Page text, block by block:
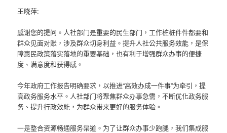
王晓萍:
感谢您的提问。人社部门是重要的民生部门，工作桩桩件件都要和
群众见面对账，涉及群众切身利益。提升人社公共服务效能，是保
障惠民政策落实落地的重要基础，也有利于增强群众办事的便捷
度、满意度和获得感。
今年政府工作报告明确要求，以推进“高效办成一件事”为牵引，提
高政务服务水平。人社部门将聚焦群众办事急需，不断优化政务服
务、提升行政效能，为群众带来更好的服务体验。
一是整合资源畅通服务渠道。为了让群众办事少跑腿，我们集成服